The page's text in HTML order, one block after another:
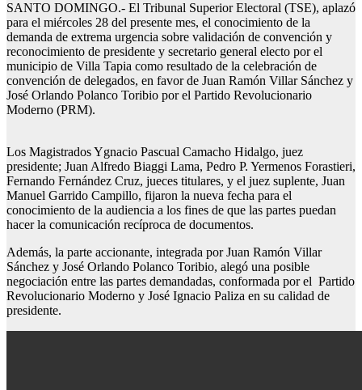
SANTO DOMINGO.- El Tribunal Superior Electoral (TSE), aplazó
para el miércoles 28 del presente mes, el conocimiento de la
demanda de extrema urgencia sobre validación de convención y
reconocimiento de presidente y secretario general electo por el
municipio de Villa Tapia como resultado de la celebración de
convención de delegados, en favor de Juan Ramón Villar Sánchez y
José Orlando Polanco Toribio por el Partido Revolucionario
Moderno (PRM).
Los Magistrados Ygnacio Pascual Camacho Hidalgo, juez
presidente; Juan Alfredo Biaggi Lama, Pedro P. Yermenos Forastieri,
Fernando Fernández Cruz, jueces titulares, y el juez suplente, Juan
Manuel Garrido Campillo, fijaron la nueva fecha para el
conocimiento de la audiencia a los fines de que las partes puedan
hacer la comunicación recíproca de documentos.
Además, la parte accionante, integrada por Juan Ramón Villar
Sánchez y José Orlando Polanco Toribio, alegó una posible
negociación entre las partes demandadas, conformada por el Partido
Revolucionario Moderno y José Ignacio Paliza en su calidad de
presidente.